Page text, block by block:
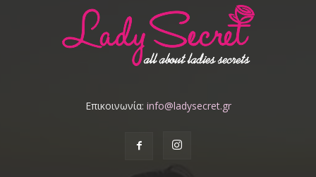
Επικοινωνία: info@ladysecret.gr